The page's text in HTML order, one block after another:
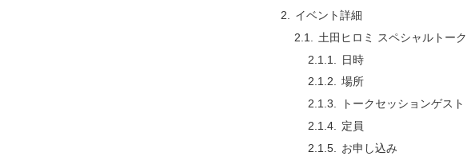
イベント詳細
土田ヒロミ スペシャルトーク
日時
場所
トークセッションゲスト
定員
お申し込み